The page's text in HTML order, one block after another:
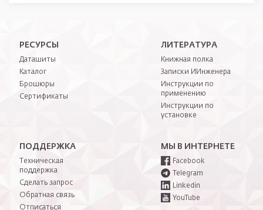
Нижнее меню
РЕСУРСЫ
Даташиты
Каталог
Брошюры
Сертификаты
ЛИТЕРАТУРА
Книжная полка
Записки ИИнженера
Инструкции по
применению
Инструкции по
установке
ПОДДЕРЖКА
Техническая
поддержка
Сделать запрос
Обратная связь
Отписаться
МЫ В ИНТЕРНЕТЕ
Facebook
Telegram
Linkedin
YouTube